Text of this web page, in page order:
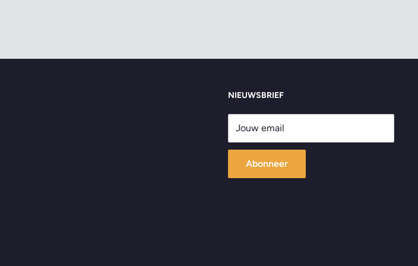
NIEUWSBRIEF
Jouw email
Abonneer